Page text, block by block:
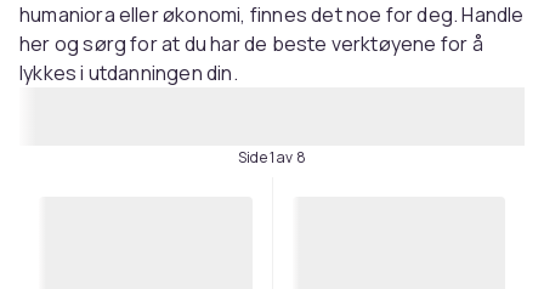
humaniora eller økonomi, finnes det noe for deg. Handle
her og sørg for at du har de beste verktøyene for å
lykkes i utdanningen din.
Side 1 av 8